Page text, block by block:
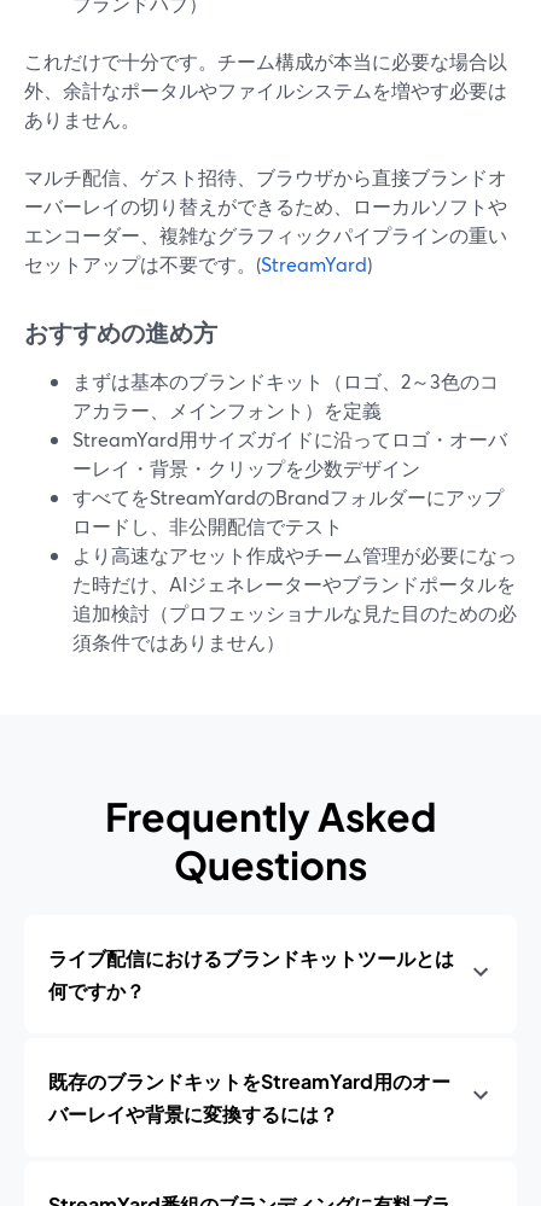
これだけで十分です。チーム構成が本当に必要な場合以
外、余計なポータルやファイルシステムを増やす必要は
ありません。
マルチ配信、ゲスト招待、ブラウザから直接ブランドオ
ーバーレイの切り替えができるため、ローカルソフトや
エンコーダー、複雑なグラフィックパイプラインの重い
セットアップは不要です。(StreamYard)
おすすめの進め方
まずは基本のブランドキット（ロゴ、2～3色のコ
アカラー、メインフォント）を定義
StreamYard用サイズガイドに沿ってロゴ・オーバ
ーレイ・背景・クリップを少数デザイン
すべてをStreamYardのBrandフォルダーにアップ
ロードし、非公開配信でテスト
より高速なアセット作成やチーム管理が必要になっ
た時だけ、AIジェネレーターやブランドポータルを
追加検討（プロフェッショナルな見た目のための必
須条件ではありません）
Frequently Asked
Questions
ライブ配信におけるブランドキットツールとは
何ですか？
既存のブランドキットをStreamYard用のオー
バーレイや背景に変換するには？